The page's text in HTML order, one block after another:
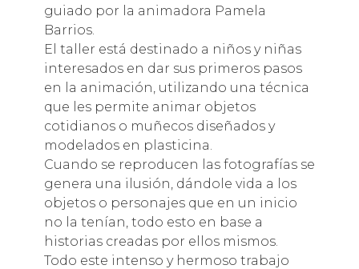
guiado por la animadora Pamela
Barrios.
El taller está destinado a niños y niñas
interesados en dar sus primeros pasos
en la animación, utilizando una técnica
que les permite animar objetos
cotidianos o muñecos diseñados y
modelados en plasticina.
Cuando se reproducen las fotografías se
genera una ilusión, dándole vida a los
objetos o personajes que en un inicio
no la tenían, todo esto en base a
historias creadas por ellos mismos.
Todo este intenso y hermoso trabajo